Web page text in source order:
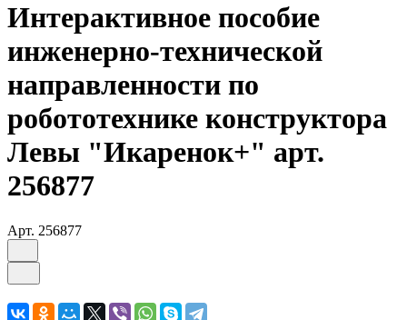
Интерактивное пособие
инженерно-технической
направленности по
робототехнике конструктора
Левы "Икаренок+" арт.
256877
Арт. 256877